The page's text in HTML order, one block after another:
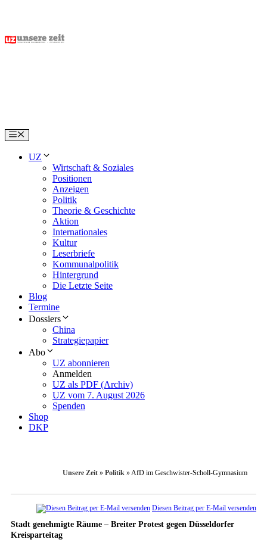
content
Menu
UZ
Wirtschaft & Soziales
Positionen
Anzeigen
Politik
Theorie & Geschichte
Aktion
Internationales
Kultur
Leserbriefe
Kommunalpolitik
Hintergrund
Die Letzte Seite
Blog
Termine
Dossiers
China
Strategiepapier
Abo
UZ abonnieren
Anmelden
UZ als PDF (Archiv)
UZ vom 7. August 2026
Spenden
Shop
DKP
Unsere Zeit » Politik »AfD im Geschwister-Scholl-Gymnasium
Diesen Beitrag per E-Mail versenden
Stadt genehmigte Räume – Breiter Protest gegen Düsseldorfer
Kreisparteitag